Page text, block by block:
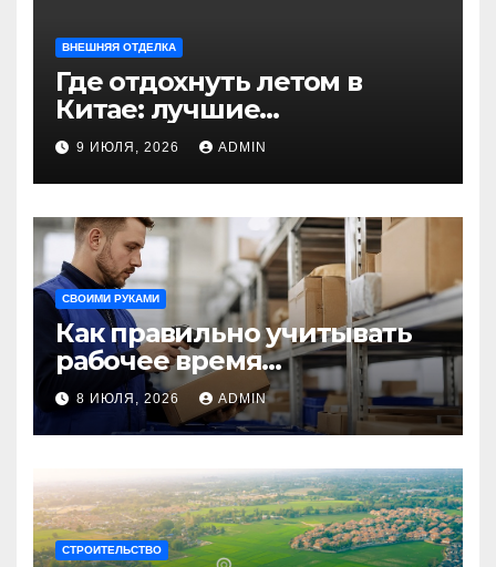
ВНЕШНЯЯ ОТДЕЛКА
Где отдохнуть летом в
Китае: лучшие
направления для
незабываемого
путешествия
9 ИЮЛЯ, 2026 ADMIN
СВОИМИ РУКАМИ
Как правильно учитывать
рабочее время
сотрудников: советы для
бизнеса
8 ИЮЛЯ, 2026 ADMIN
СТРОИТЕЛЬСТВО